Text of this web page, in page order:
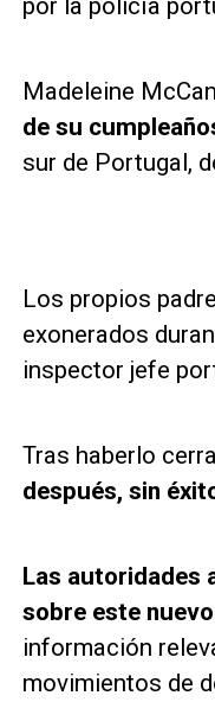
por la policía
Madeleine
de su
sur de Portugal,
Los propios
exonerados
inspector jefe
Tras haberlo
después, sin
Las autoridades
sobre este
información
movimientos de